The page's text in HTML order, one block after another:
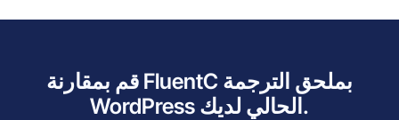
قم بمقارنة FluentC بملحق الترجمة
WordPress الحالي لديك.